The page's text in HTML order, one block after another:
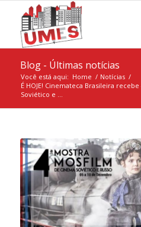
Blog - Últimas notícias
Você está aqui: Home / Notícias /
É HOJE! Cinemateca Brasileira
Soviético e ...